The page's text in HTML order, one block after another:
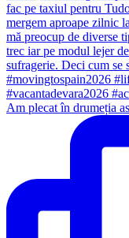
Am plecat în drumeția